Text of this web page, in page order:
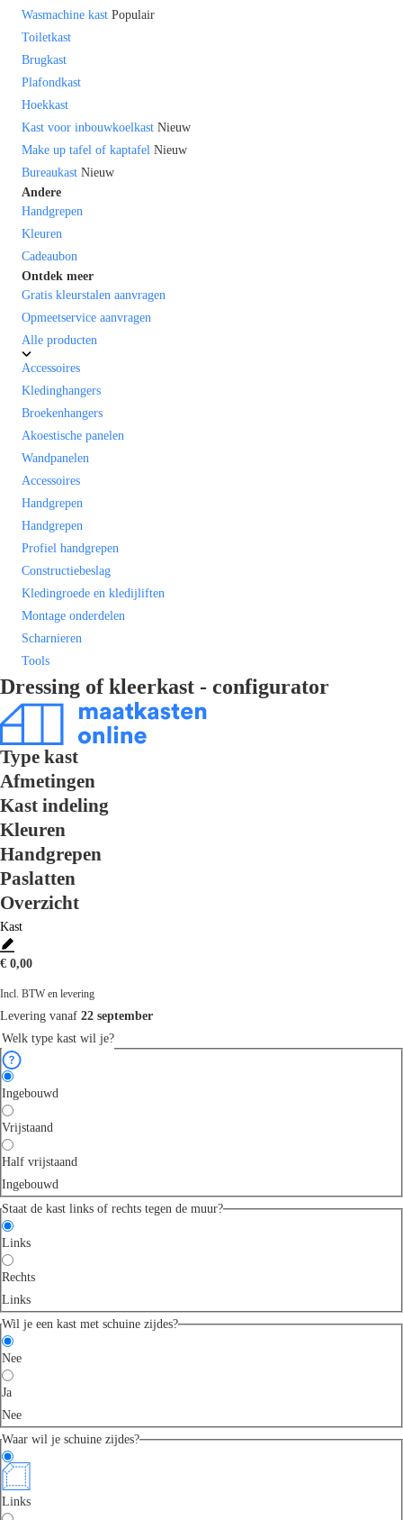
Wasmachine kast Populair
Toiletkast
Brugkast
Plafondkast
Hoekkast
Kast voor inbouwkoelkast Nieuw
Make up tafel of kaptafel Nieuw
Bureaukast Nieuw
Andere
Handgrepen
Kleuren
Cadeaubon
Ontdek meer
Gratis kleurstalen aanvragen
Opmeetservice aanvragen
Alle producten
Accessoires
Kledinghangers
Broekenhangers
Akoestische panelen
Wandpanelen
Accessoires
Handgrepen
Handgrepen
Profiel handgrepen
Constructiebeslag
Kledingroede en kledijliften
Montage onderdelen
Scharnieren
Tools
Dressing of kleerkast - configurator
Type kast
Afmetingen
Kast indeling
Kleuren
Handgrepen
Paslatten
Overzicht
€ 0,00
Incl. BTW en levering
Levering vanaf 22 september
Welk type kast wil je?
Ingebouwd
Vrijstaand
Half vrijstaand
Ingebouwd
Staat de kast links of rechts tegen de muur?
Links
Rechts
Links
Wil je een kast met schuine zijdes?
Nee
Ja
Nee
Waar wil je schuine zijdes?
Links